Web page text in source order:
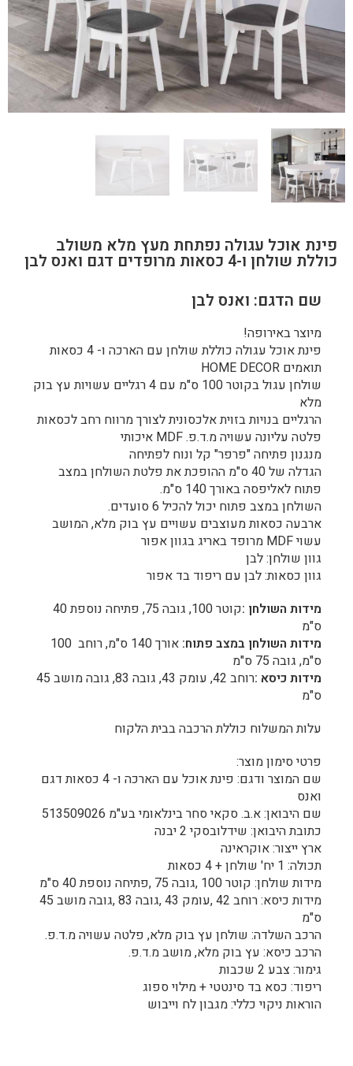
פינת אוכל עגולה נפתחת מעץ מלא משולב
כוללת שולחן ו-4 כסאות מרופדים דגם ואנס לבן
שם הדגם: ואנס לבן
מיוצר באירופה!
פינת אוכל עגולה כוללת שולחן עם הארכה ו- 4 כסאות
תואמים HOME DECOR
שולחן עגול בקוטר 100 ס"מ עם 4 רגליים עשויות עץ בוק
מלא
הרגליים בנויות בזוית אלכסונית לצורך מרווח רחב לכסאות
פלטה עליונה עשויה מ.ד.פ. MDF איכותי
מנגנון פתיחה "פרפר" קל ונוח לפתיחה
הגדלה של 40 ס"מ ההופכת את פלטת השולחן במצב
פתוח לאליפסה באורך 140 ס"מ.
השולחן במצב פתוח יכול להכיל 6 סועדים.
ארבעה כסאות מעוצבים עשויים עץ בוק מלא, המושב
עשוי MDF מרופד באריג בגוון אפור
גוון שולחן: לבן
גוון כסאות: לבן עם ריפוד בד אפור
מידות השולחן :
קוטר 100, גובה 75, פתיחה נוספת 40
ס"מ
מידות השולחן במצב פתוח:
אורך 140 ס"מ, רוחב 100
ס"מ, גובה 75 ס"מ
מידות כיסא :
רוחב 42, עומק 43, גובה 83, גובה מושב 45
ס"מ
עלות המשלוח כוללת הרכבה בבית הלקוח
פרטי סימון מוצר:
שם המוצר ודגם: פינת אוכל עם הארכה ו- 4 כסאות דגם
ואנס
שם היבואן: א.ב. סקאי סחר בינלאומי בע"מ 513509026
כתובת היבואן: שידלובסקי 2 יבנה
ארץ ייצור: אוקראינה
תכולה: 1 יח' שולחן + 4 כסאות
מידות שולחן: קוטר 100 ,גובה 75 ,פתיחה נוספת 40 ס"מ
מידות כיסא: רוחב 42 ,עומק 43 ,גובה 83 ,גובה מושב 45
ס"מ
הרכב השלדה: שולחן עץ בוק מלא, פלטה עשויה מ.ד.פ.
הרכב כיסא: עץ בוק מלא, מושב מ.ד.פ.
גימור: צבע 2 שכבות
ריפוד: כסא בד סינטטי + מילוי ספוג
הוראות ניקוי כללי: מגבון לח וייבוש